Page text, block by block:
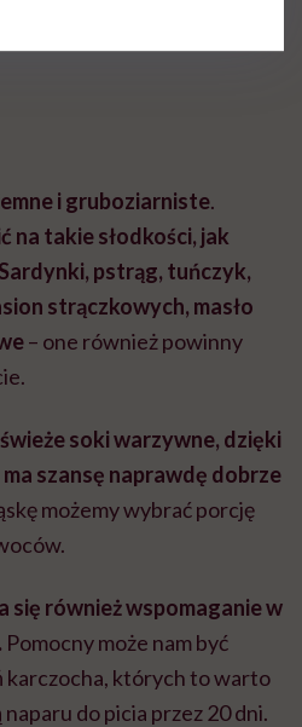
i gruboziarniste.
na takie słodkości, jak
Sardynki, pstrąg, tuńczyk,
strączkowych, masło
– one również powinny
soki warzywne, dzięki
szansę naprawdę dobrze
możemy wybrać porcję
się również wspomaganie w
Pomocny może nam być
karczocha, których to warto
do picia przez 20 dni.